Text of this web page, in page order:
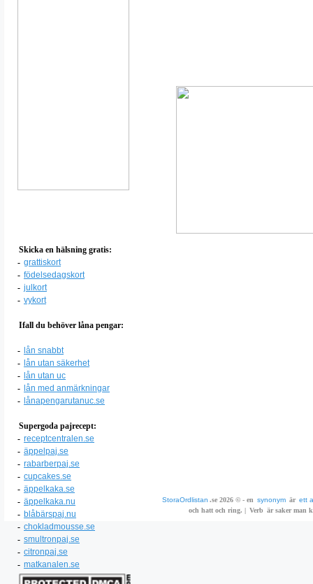
Skicka en hälsning gratis:
- grattiskort
- födelsedagskort
- julkort
- vykort
Ifall du behöver låna pengar:
- lån snabbt
- lån utan säkerhet
- lån utan uc
- lån med anmärkningar
- lånapengarutanuc.se
Supergoda pajrecept:
- receptcentralen.se
- äppelpaj.se
- rabarberpaj.se
- cupcakes.se
- äppelkaka.se
- äppelkaka.nu
- blåbärspaj.nu
- chokladmousse.se
- smultronpaj.se
- citronpaj.se
- matkanalen.se
StoraOrdlistan .se 2026 © - en synonym är ett
och hatt och ring. | Verb är saker man